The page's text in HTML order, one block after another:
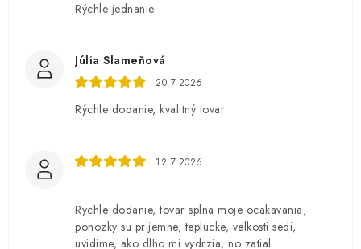
Rýchle jednanie
Júlia Slameňová
20.7.2026
Rýchle dodanie, kvalitný tovar
12.7.2026
Rychle dodanie, tovar splna moje ocakavania,
ponozky su prijemne, teplucke, velkosti sedi,
uvidime, ako dlho mi vydrzia, no zatial